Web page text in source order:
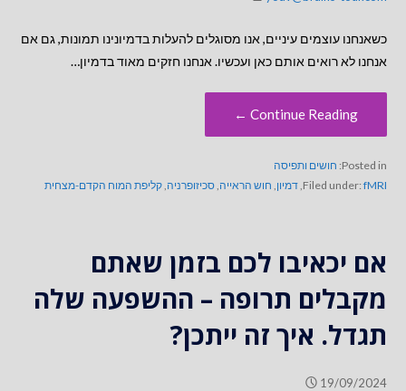
כשאנחנו עוצמים עיניים, אנו מסוגלים להעלות בדמיונינו תמונות, גם אם
אנחנו לא רואים אותם כאן ועכשיו. אנחנו חזקים מאוד בדמיון…
Continue Reading ←
Posted in: חושים ותפיסה
Filed under:fMRI
,דמיון, חוש הראייה,סכיזופרניה,קליפת המוח הקדם-מצחית
אם יכאיבו לכם בזמן שאתם
מקבלים תרופה – ההשפעה שלה
תגדל. איך זה ייתכן?
19/09/2024